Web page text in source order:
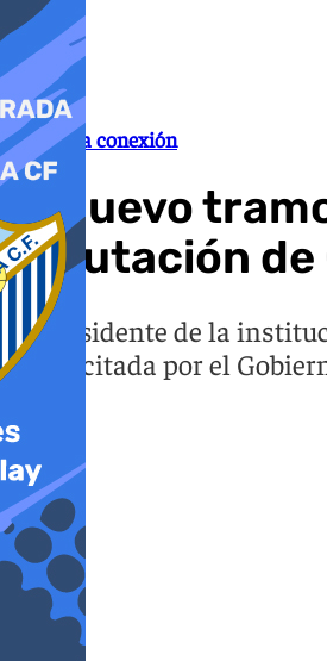
Polémica conexión
El nuevo
Diputación de
El presidente de la
sido licitada por el